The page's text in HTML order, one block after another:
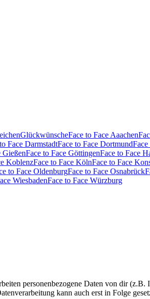
GlückwünscheFace to Face Aaachen
Face DarmstadtFace to Face DortmundFace
GießenFace to Face GöttingenFace to Face
KoblenzFace to Face KölnFace to Face
to Face OldenburgFace to Face Osnabrück
WiesbadenFace to Face Würzburg
personenbezogene Daten von dir
kann auch erst in Folge